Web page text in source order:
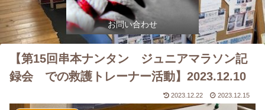
お問い合わせ
【第15回串本ナンタン ジュニアマラソン記
録会 での救護トレーナー活動】2023.12.10
2023.12.22 2023.12.15